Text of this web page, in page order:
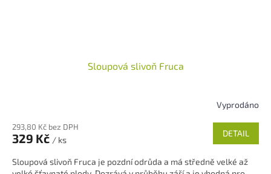
Sloupová slivoň Fruca
produktu
je
z
Vyprodáno
293,80 Kč bez DPH
329 Kč / ks
DETAIL
Sloupová slivoň Fruca je pozdní odrůda a má středně velké až